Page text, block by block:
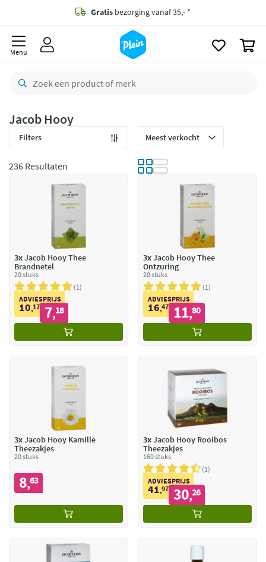
Gratis bezorging vanaf 35,- *
Bestelling uiterlijkzaterdag
retourneren
Betaal met Klarna
Menu
Jacob Hooy
Filters
236 Resultaten
3xJacob Hooy Thee
Brandnetel
20 stuks
1
ADVIESPRIJS
10,17 7,18
3xJacob Hooy Thee
Ontzuring
20 stuks
1
ADVIESPRIJS
16,47 11,80
3xJacob Hooy Kamille
Theezakjes
20 stuks
8,63
3xJacob Hooy Rooibos
Theezakjes
160 stuks
1
ADVIESPRIJS
41,97 30,26